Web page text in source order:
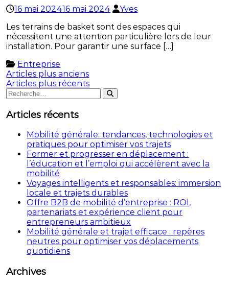
16 mai 202416 mai 2024
Yves
Les terrains de basket sont des espaces qui
nécessitent une attention particulière lors de leur
installation. Pour garantir une surface […]
Entreprise
Navigation
des
Articles plus anciens
Articles plus récents
Rechercher
:
Rechercher
Articles récents
Mobilité générale: tendances, technologies et
pratiques pour optimiser vos trajets
Former et progresser en déplacement :
l’éducation et l’emploi qui accélèrent avec la
mobilité
Voyages intelligents et responsables: immersion
locale et trajets durables
Offre B2B de mobilité d’entreprise : ROI,
partenariats et expérience client pour
entrepreneurs ambitieux
Mobilité générale et trajet efficace : repères
neutres pour optimiser vos déplacements
quotidiens
Archives